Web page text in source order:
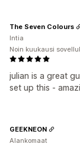
julian is a great
set up this -
The Seven Colours
Intia
Noin kuukausi
GEEKNEON
Alankomaat